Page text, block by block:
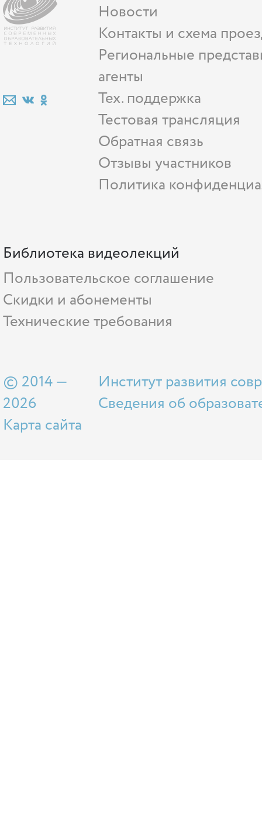
Новости
Контакты и схема
Региональные
агенты
Тех. поддержка
Тестовая трансляция
Обратная связь
Отзывы участников
Политика
Библиотека видеолекций
Пользовательское соглашение
Скидки и абонементы
Технические требования
© 2014 —
2026
Карта сайта
Институт развития
Сведения об